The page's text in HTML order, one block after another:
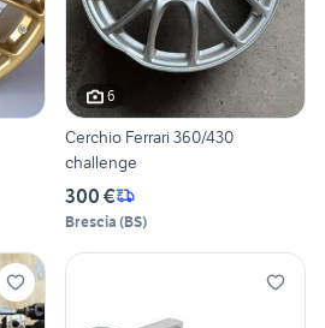
6
Cerchio Ferrari 360/430
challenge
300 €
Brescia (BS)